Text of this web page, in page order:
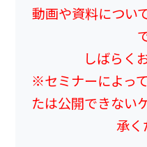
動画や資料につい
しばらく
※セミナーによっ
たは公開できない
承く